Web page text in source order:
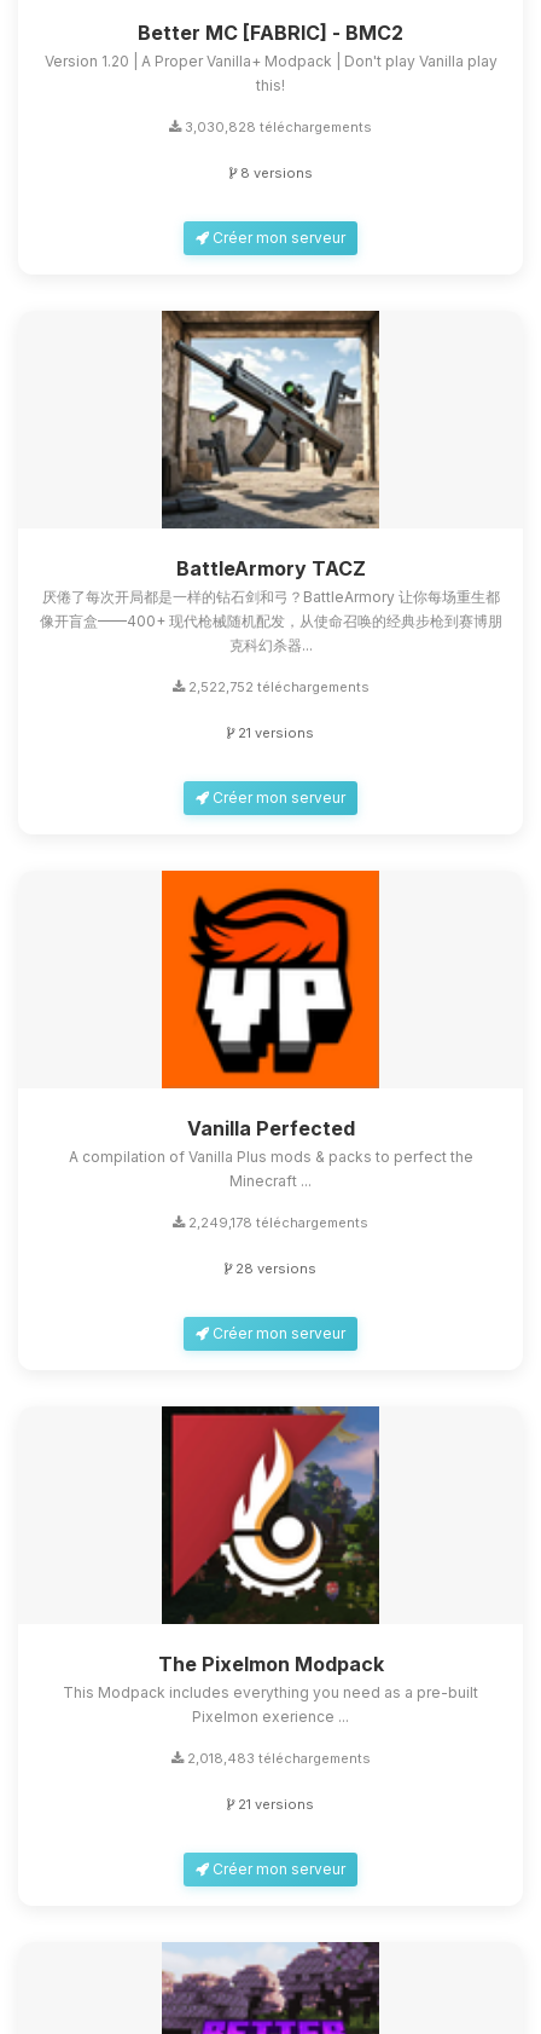
Better MC [FABRIC] - BMC2
Version 1.20 | A Proper Vanilla+ Modpack | Don't play Vanilla play
this!
3,030,828 téléchargements
8 versions
Créer mon serveur
BattleArmory TACZ
厌倦了每次开局都是一样的钻石剑和弓？BattleArmory 让你每场重生都
像开盲盒——400+ 现代枪械随机配发，从使命召唤的经典步枪到赛博朋
克科幻杀器...
2,522,752 téléchargements
21 versions
Créer mon serveur
Vanilla Perfected
A compilation of Vanilla Plus mods & packs to perfect the
Minecraft ...
2,249,178 téléchargements
28 versions
Créer mon serveur
The Pixelmon Modpack
This Modpack includes everything you need as a pre-built
Pixelmon exerience ...
2,018,483 téléchargements
21 versions
Créer mon serveur
Youpi, enfin quelqu’un pour me
parler ! Moi c’est Choupy, ton petit
assistant BoxToPlay. Dis-moi ce dont
petits circuits pour t’aider.
09/08/2026 à 12:25